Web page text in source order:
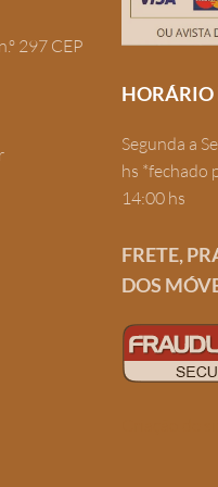
297 CEP
HORÁRIO
Segunda a
hs *fechado
14:00 hs
FRETE,
DOS